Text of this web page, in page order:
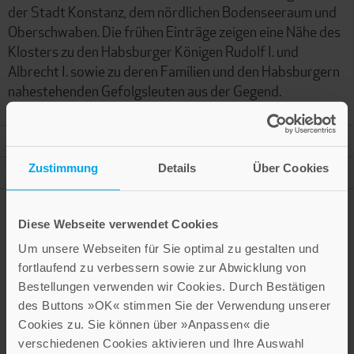
Zustimmung Details Über Cookies
Diese Webseite verwendet Cookies
Um unsere Webseiten für Sie optimal zu gestalten und
fortlaufend zu verbessern sowie zur Abwicklung von
Bestellungen verwenden wir Cookies. Durch Bestätigen
des Buttons »OK« stimmen Sie der Verwendung unserer
Cookies zu. Sie können über »Anpassen« die
verschiedenen Cookies aktivieren und Ihre Auswahl
der Stadt Konstanz, dem nördlichen Bodenseeraum und
Oberschwaben. Die frühen Einträge zeigen eine Nähe des
Klosters zu den Habsburger Königen Rudolf I. und
Albrecht I. sowie zu deren Familien und den Habsburgern
nahestehenden Gefolgsleuten aus der Gegend.
Autor
Presseinformation drucken